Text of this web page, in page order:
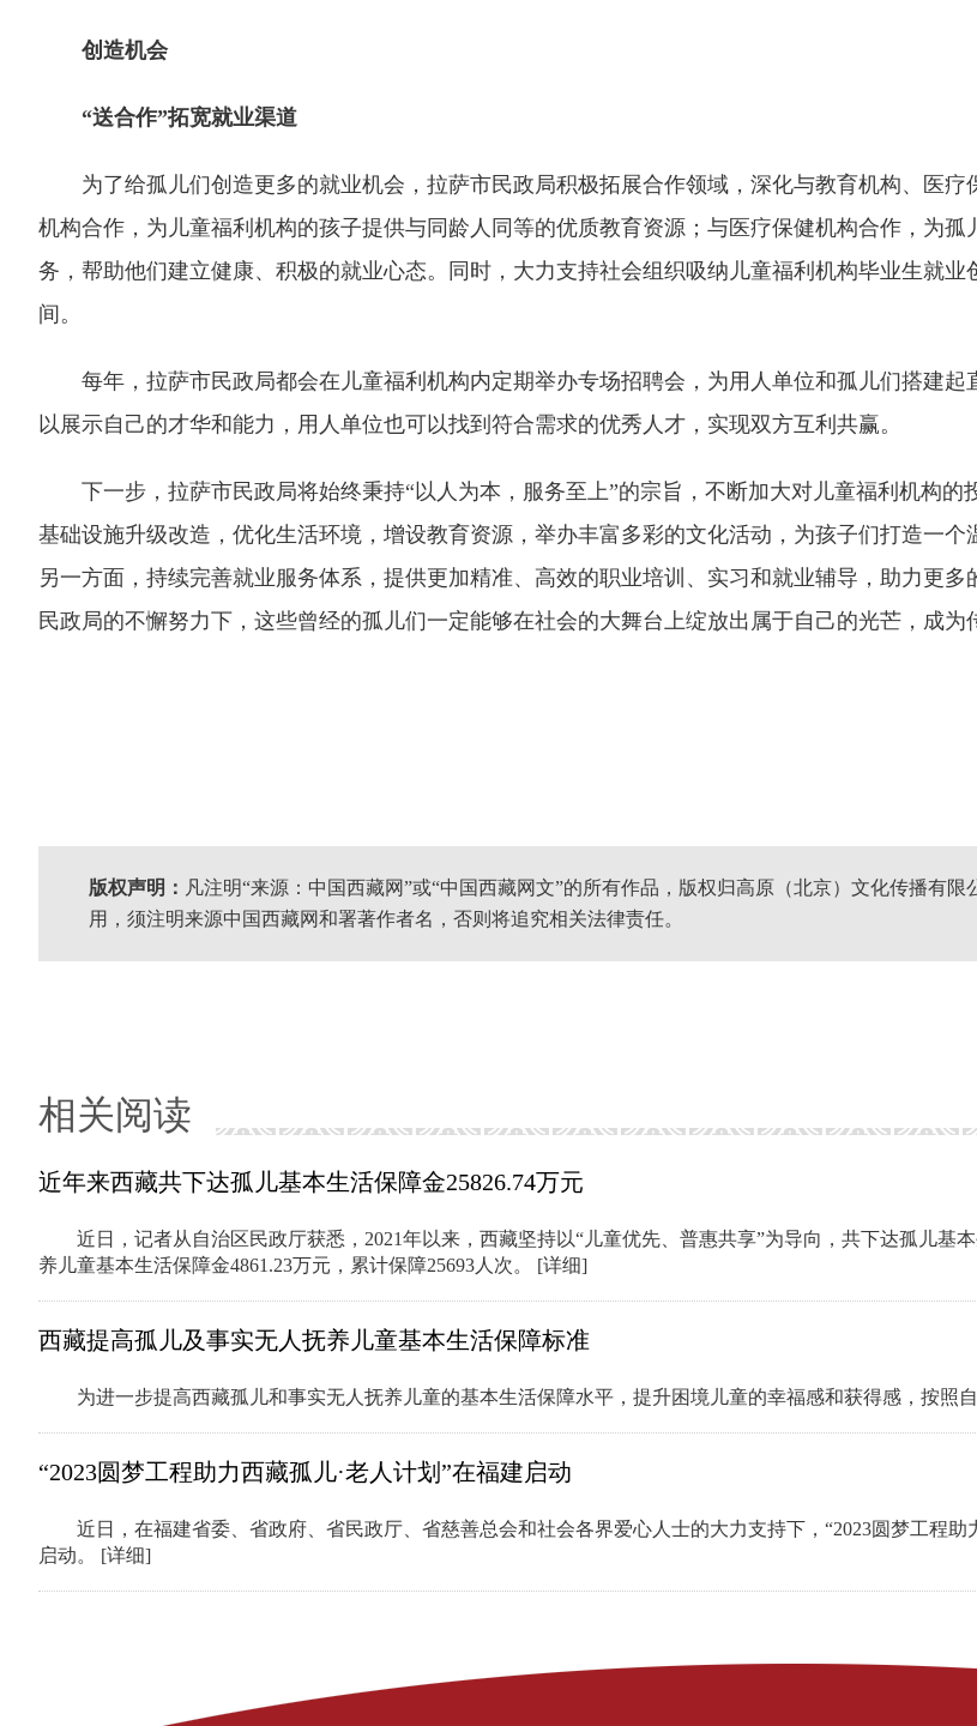
创造机会
“送合作”拓宽就业渠道
为了给孤儿们创造更多的就业机会，拉萨市民政局积极拓展合作领域，深化与教育机构、医疗
机构合作，为儿童福利机构的孩子提供与同龄人同等的优质教育资源；与医疗保健机构合作，为孤
务，帮助他们建立健康、积极的就业心态。同时，大力支持社会组织吸纳儿童福利机构毕业生就
间。
每年，拉萨市民政局都会在儿童福利机构内定期举办专场招聘会，为用人单位和孤儿们搭建起
以展示自己的才华和能力，用人单位也可以找到符合需求的优秀人才，实现双方互利共赢。
下一步，拉萨市民政局将始终秉持“以人为本，服务至上”的宗旨，不断加大对儿童福利机构的
基础设施升级改造，优化生活环境，增设教育资源，举办丰富多彩的文化活动，为孩子们打造一个
另一方面，持续完善就业服务体系，提供更加精准、高效的职业培训、实习和就业辅导，助力更
民政局的不懈努力下，这些曾经的孤儿们一定能够在社会的大舞台上绽放出属于自己的光芒，成为
版权声明： 凡注明“来源：中国西藏网”或“中国西藏网文”的所有作品，版权归高原（北京）文化传播有限
用，须注明来源中国西藏网和署著作者名，否则将追究相关法律责任。
相关阅读
近年来西藏共下达孤儿基本生活保障金25826.74万元
近日，记者从自治区民政厅获悉，2021年以来，西藏坚持以“儿童优先、普惠共享”为导向，共下达孤儿基
养儿童基本生活保障金4861.23万元，累计保障25693人次。 [详细]
西藏提高孤儿及事实无人抚养儿童基本生活保障标准
为进一步提高西藏孤儿和事实无人抚养儿童的基本生活保障水平，提升困境儿童的幸福感和获得感，按照
“2023圆梦工程助力西藏孤儿·老人计划”在福建启动
近日，在福建省委、省政府、省民政厅、省慈善总会和社会各界爱心人士的大力支持下，“2023圆梦工程助
启动。 [详细]